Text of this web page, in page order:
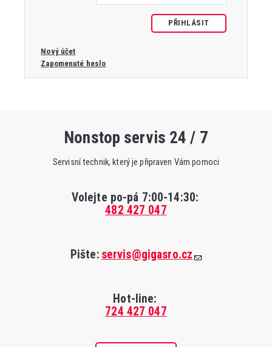
PŘIHLÁSIT
Nový účet
Zapomenuté heslo
Nonstop servis 24 / 7
Servisní technik, který je připraven Vám pomoci
Volejte po-pá 7:00-14:30:
482 427 047
Pište: servis@gigasro.cz
Hot-line:
724 427 047